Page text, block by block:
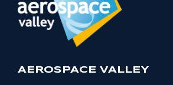
AEROSPACE VALLEY